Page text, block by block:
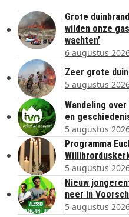
Grote
wilden onze
wachten’
6 augustus
Zeer grote
5 augustus
Wandeling
en
5 augustus
Programma
5 augustus
Nieuw
neer in
5 augustus